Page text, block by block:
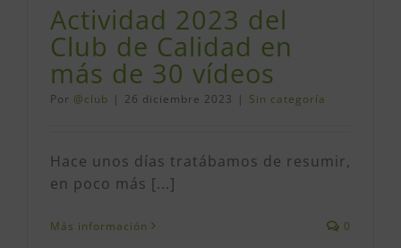
Actividad 2023 del
Club de Calidad en
más de 30 vídeos
Por @club | 26 diciembre 2023 | Sin categoría
Hace unos días tratábamos de resumir,
en poco más [...]
Más información 0